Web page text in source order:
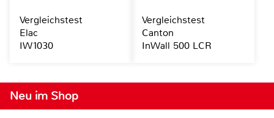
Neu im Shop
Vergleichstest
Elac
IW1030
Vergleichstest
Canton
InWall 500 LCR